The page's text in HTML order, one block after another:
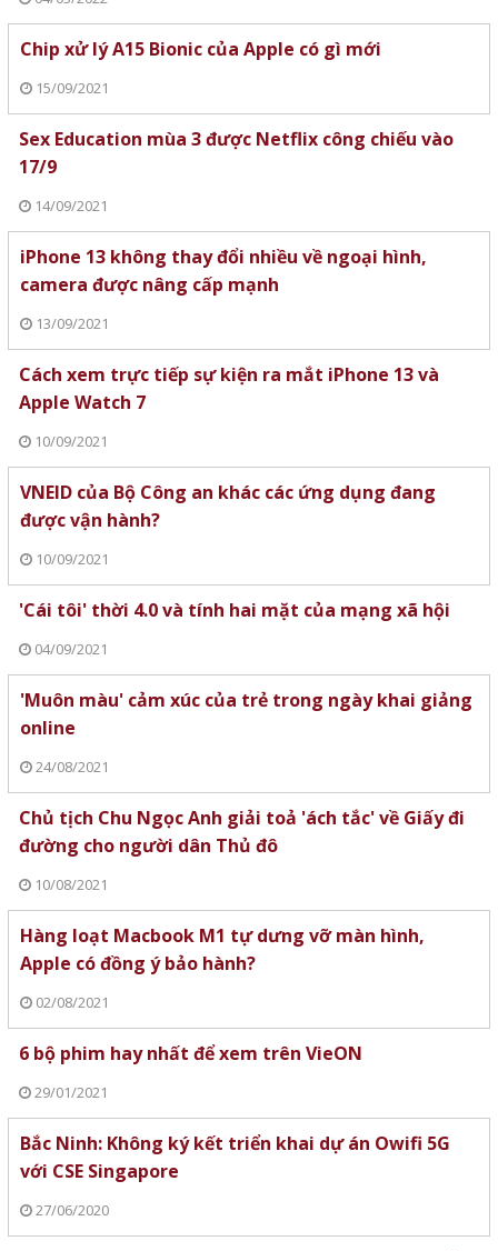
Chip xử lý A15 Bionic của Apple có gì mới
15/09/2021
Sex Education mùa 3 được Netflix công chiếu vào
17/9
14/09/2021
iPhone 13 không thay đổi nhiều về ngoại hình,
camera được nâng cấp mạnh
13/09/2021
Cách xem trực tiếp sự kiện ra mắt iPhone 13 và
Apple Watch 7
10/09/2021
VNEID của Bộ Công an khác các ứng dụng đang
được vận hành?
10/09/2021
'Cái tôi' thời 4.0 và tính hai mặt của mạng xã hội
04/09/2021
'Muôn màu' cảm xúc của trẻ trong ngày khai giảng
online
24/08/2021
Chủ tịch Chu Ngọc Anh giải toả 'ách tắc' về Giấy đi
đường cho người dân Thủ đô
10/08/2021
Hàng loạt Macbook M1 tự dưng vỡ màn hình,
Apple có đồng ý bảo hành?
02/08/2021
6 bộ phim hay nhất để xem trên VieON
29/01/2021
Bắc Ninh: Không ký kết triển khai dự án Owifi 5G
với CSE Singapore
27/06/2020